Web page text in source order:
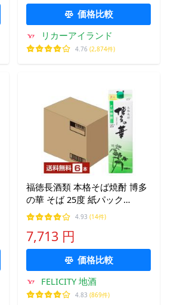
価格比較
リカーアイランド
4.76 (2,874件)
福徳長酒類 本格そば焼酎 博多
の華 そば 25度 紙パック
1.8L（1800ml） 6本 1ケース
焼酎 福岡
4.93 (14件)
7,713 円
価格比較
FELICITY 地酒
4.83 (869件)